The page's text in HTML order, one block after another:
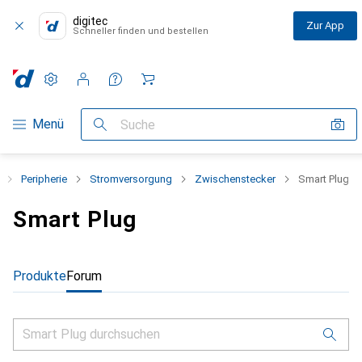
digitec
Schneller finden und bestellen Zur App
Navigation nach Kategorien
Menü Suche
Einstellungen
Kundenkonto
Vergleichslisten
Merklisten
Warenkorb
Peripherie Stromversorgung Zwischenstecker Smart Plug
Smart Plug
ProdukteForum